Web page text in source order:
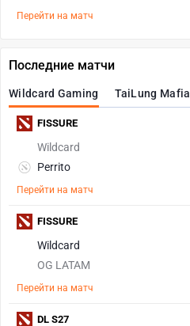
Перейти на матч
Последние матчи
Wildcard Gaming TaiLung Mafia
Wildcard
Perrito
Перейти на матч
FISSURE
Wildcard
OG LATAM
Перейти на матч
FISSURE
DL S27